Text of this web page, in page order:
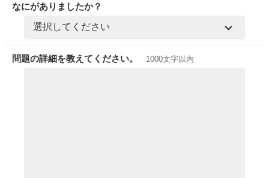
なにがありましたか？
問題の詳細を教えてください。 1000文字以内